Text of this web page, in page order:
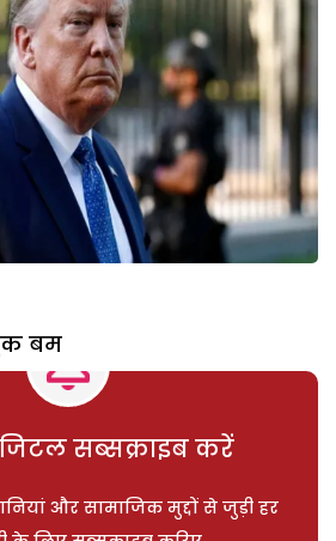
बम
सब्सक्राइब करें
और सामाजिक मुद्दों से जुड़ी हर